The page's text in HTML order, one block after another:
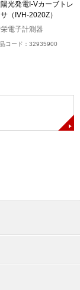
光発電I-Vカーブトレ
（IVH-2020Z）
電子計測器
コード：32935900